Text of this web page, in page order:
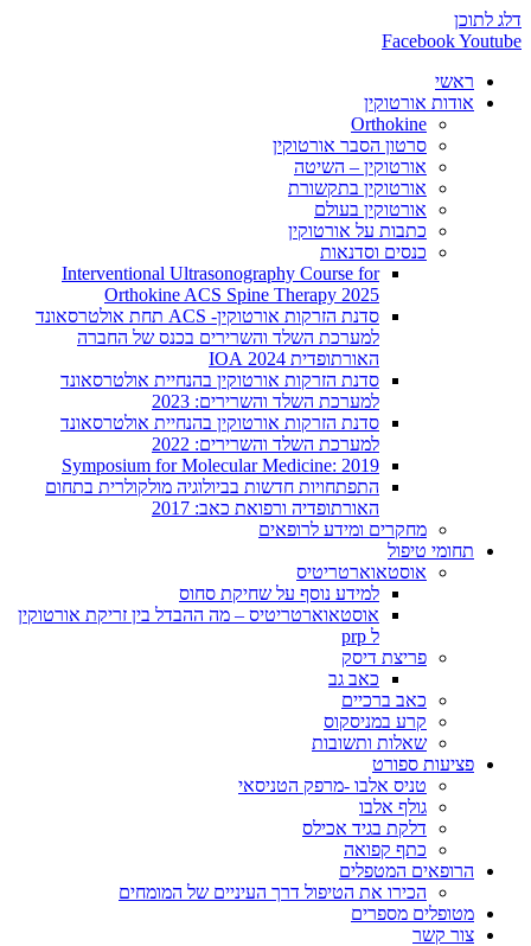
דלג לתוכן
FacebookYoutube
ראשי
אודות אורטוקין
Orthokine
סרטון הסבר אורטוקין
אורטוקין – השיטה
אורטוקין בתקשורת
אורטוקין בעולם
כתבות על אורטוקין
כנסים וסדנאות
Interventional Ultrasonography Course for
Orthokine ACS Spine Therapy 2025
סדנת הזרקות אורטוקין- ACS תחת אולטרסאונד
למערכת השלד והשרירים בכנס של החברה
האורתופדית 2024 IOA
סדנת הזרקות אורטוקין בהנחיית אולטרסאונד
למערכת השלד והשרירים: 2023
סדנת הזרקות אורטוקין בהנחיית אולטרסאונד
למערכת השלד והשרירים: 2022
2019 :Symposium for Molecular Medicine
התפתחויות חדשות בביולוגיה מולקולרית בתחום
האורתופדיה ורפואת כאב: 2017
מחקרים ומידע לרופאים
תחומי טיפול
אוסטאוארטריטיס
למידע נוסף על שחיקת סחוס
אוסטאוארטריטיס – מה ההבדל בין זריקת אורטוקין
ל prp
פריצת דיסק
כאב גב
כאב ברכיים
קרע במניסקוס
שאלות ותשובות
פציעות ספורט
טניס אלבו -מרפק הטניסאי
גולף אלבו
דלקת בגיד אכילס
כתף קפואה
הרופאים המטפלים
הכירו את הטיפול דרך העיניים של המומחים
מטופלים מספרים
צור קשר